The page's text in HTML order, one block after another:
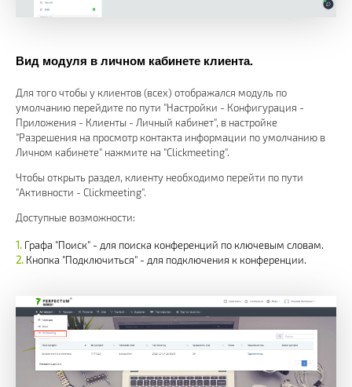
Вид модуля в личном кабинете клиента.
Для того чтобы у клиентов (всех) отображался модуль по
умолчанию перейдите по пути "Настройки - Конфигурация -
Приложения - Клиенты - Личный кабинет", в настройке
"Разрешения на просмотр контакта информации по умолчанию в
Личном кабинете" нажмите на "Clickmeeting".
Чтобы открыть раздел, клиенту необходимо перейти по пути
"Активности - Clickmeeting".
Доступные возможности:
Графа "Поиск" - для поиска конференций по ключевым словам.
Кнопка "Подключиться" - для подключения к конференции.